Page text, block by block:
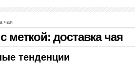
чая
меткой:доставка чая
тенденции